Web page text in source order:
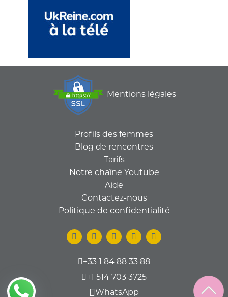
Mentions légales
Profils des femmes
Blog de rencontres
Tarifs
Notre chaîne Youtube
Aide
Contactez-nous
Politique de confidentialité
+33 1 84 88 33 88
+1 514 703 3725
WhatsApp